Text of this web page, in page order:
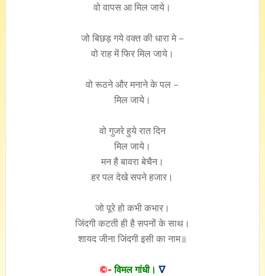
वो वापस आ मिल जाये।
जो बिछड़ गये वक्त की धारा मे –
वो राह में फिर मिल जाये।
वो रूठने और मनाने के पल –
मिल जाये।
वो गुजरे हुये रात दिन
मिल जाये।
मन है बावरा बेचैन।
हर पल देखे सपने हजार।
जो पूरे हो कभी कभार।
जिंदगी कटती ही है सपनों के साथ।
शायद जीना जिंदगी इसी का नाम॥
©- विमल गांधी।∇